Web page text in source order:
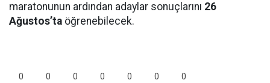
maratonunun ardından adaylar sonuçlarını 26
Ağustos’ta öğrenebilecek.
0 0 0 0 0 0 0